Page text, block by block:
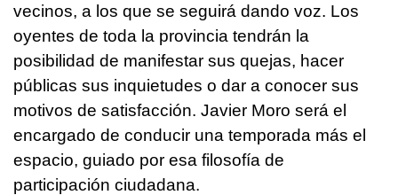
vecinos, a los que se seguirá dando voz. Los
oyentes de toda la provincia tendrán la
posibilidad de manifestar sus quejas, hacer
públicas sus inquietudes o dar a conocer sus
motivos de satisfacción. Javier Moro será el
encargado de conducir una temporada más el
espacio, guiado por esa filosofía de
participación ciudadana.